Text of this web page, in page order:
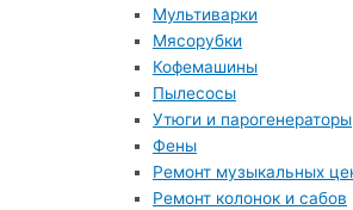
Мультиварки
Мясорубки
Кофемашины
Пылесосы
Утюги и парогенераторы
Фены
Ремонт музыкальных
Ремонт колонок и сабов